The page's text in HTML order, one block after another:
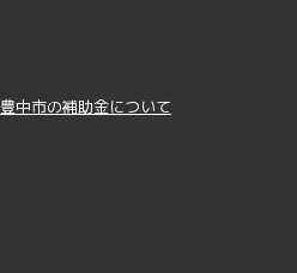
豊中市の補助金について